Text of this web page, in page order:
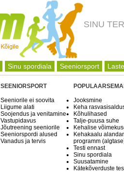
SINU
Sinu spordiala Seeniorsport
SEENIORSPORT
Seeniorile ei soovita
Liigume alati
Soojendus ja venitamine
Vastupidavus
Jõutreening seeniorile
Seeniorspordi alused
Vanadus ja tervis
Jooksmine
Keha
Kõhulihased
Talje-puusa suhe
Kehalise
Kehakaalu
programm
Testi ennast
Sinu spordiala
Suusatamine
Kätekõverduste